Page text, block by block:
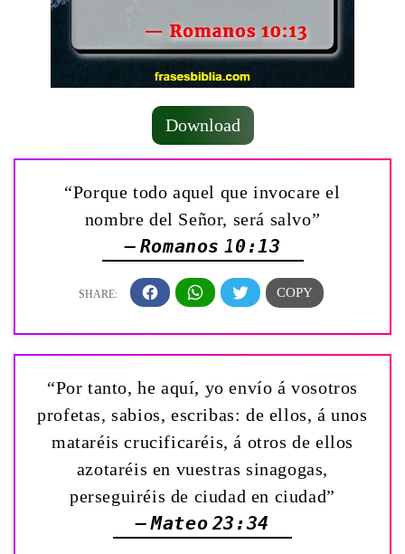
Download
“Porque todo aquel que invocare el
nombre del Señor, será salvo”
— Romanos 10:13
“Por tanto, he aquí, yo envío á vosotros
profetas, sabios, escribas: de ellos, á unos
mataréis crucificaréis, á otros de ellos
azotaréis en vuestras sinagogas,
perseguiréis de ciudad en ciudad”
— Mateo 23:34